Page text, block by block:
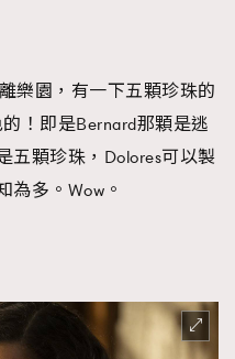
樂園，有一下五顆珍珠的
！即是Bernard那顆是逃
五顆珍珠，Dolores可以製
為多。Wow。